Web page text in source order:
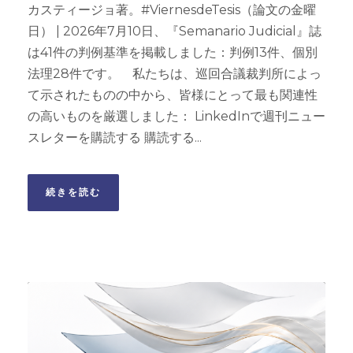
カスティージョ著。#ViernesdeTesis（論文の金曜
日） | 2026年7月10日、『Semanario Judicial』誌
は41件の判例基準を掲載しました：判例13件、個別
法理28件です。 私たちは、巡回合議裁判所によっ
て示されたものの中から、皆様にとって最も関連性
の高いものを厳選しました： LinkedInで週刊ニュー
スレターを購読する 購読する...
続きを読む